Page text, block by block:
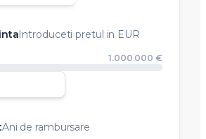
Introduceti pretul in EUR
1.000.000 €
Ani de rambursare